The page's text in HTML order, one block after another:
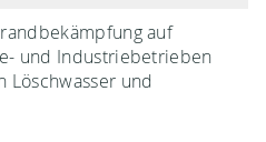
auf
und Industriebetrieben
Löschwasser und